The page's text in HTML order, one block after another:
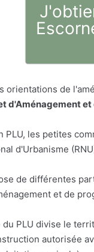
orientations de
d'Aménagement
PLU, les petites
d'Urbanisme
de différentes
et de
du PLU divise le
autorisée